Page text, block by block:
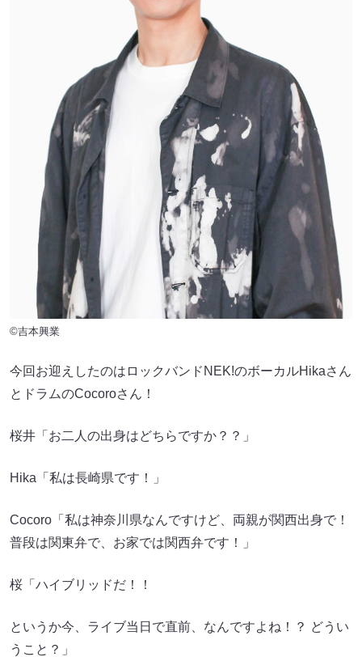
©吉本興業
今回お迎えしたのはロックバンドNEK!のボーカルHikaさん
とドラムのCocoroさん！
桜井「お二人の出身はどちらですか？？」
Hika「私は長崎県です！」
Cocoro「私は神奈川県なんですけど、両親が関西出身で！
普段は関東弁で、お家では関西弁です！」
桜「ハイブリッドだ！！
というか今、ライブ当日で直前、なんですよね！？ どうい
うこと？」